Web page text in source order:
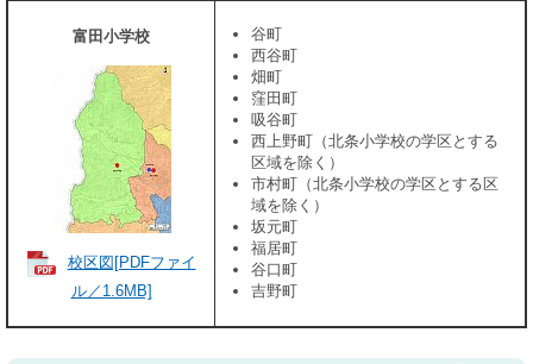
富田小学校
校区図[PDFファイ
ル／1.6MB]
谷町
西谷町
畑町
窪田町
吸谷町
西上野町（北条小学校の学区とする
区域を除く）
市村町（北条小学校の学区とする区
域を除く）
坂元町
福居町
谷口町
吉野町